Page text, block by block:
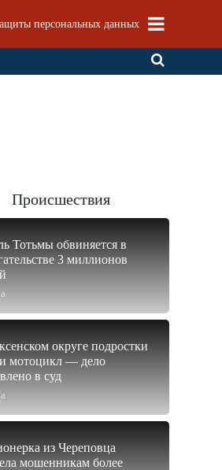
персональных данных
Происшествия
Тотьмы обвиняется в
3 миллионов
округе подростки
мотоцикл — дело
в суд
из Череповца
мошенникам более